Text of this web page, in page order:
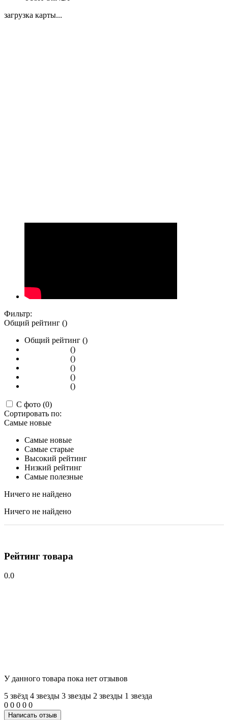
загрузка карты...
Фильтр:
Общий рейтинг ()
Общий рейтинг ()
()
()
()
()
()
С фото (0)
Сортировать по:
Самые новые
Самые новые
Самые старые
Высокий рейтинг
Низкий рейтинг
Самые полезные
Ничего не найдено
Ничего не найдено
Рейтинг товара
0.0
У данного товара пока нет отзывов
5 звёзд 4 звeзды 3 звeзды 2 звeзды 1 звeзда
0 0 0 0 0
Написать отзыв